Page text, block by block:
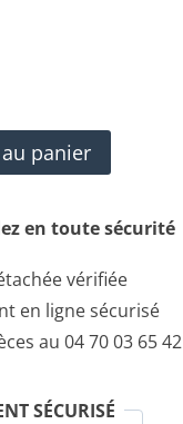
panier
en toute sécurité
vérifiée
en ligne sécurisé
au 04 70 03 65 42
SÉCURISÉ